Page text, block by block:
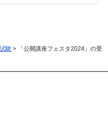
験 > 「公開講座フェスタ2024」の受